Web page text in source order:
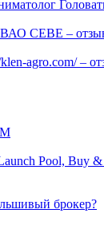
CEBE –
agro.com/ –
Pool, Buy
брокер?